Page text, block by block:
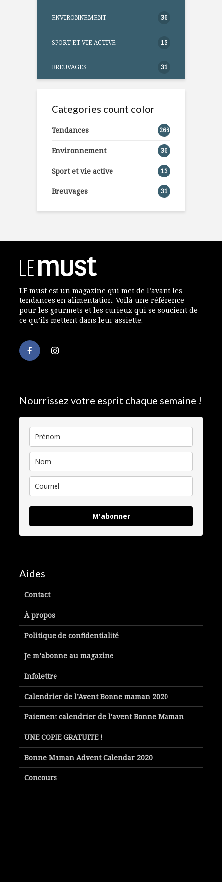
ENVIRONNEMENT 36
SPORT ET VIE ACTIVE 13
BREUVAGES 31
Categories count color
Tendances 266
Environnement 36
Sport et vie active 13
Breuvages 31
LE must est un magazine qui met de l’avant les
tendances en alimentation. Voilà une référence
pour les gourmets et les curieux qui se soucient de
ce qu’ils mettent dans leur assiette.
Nourrissez votre esprit chaque semaine !
M'abonner
Aides
Contact
À propos
Politique de confidentialité
Je m’abonne au magazine
Infolettre
Calendrier de l’Avent Bonne maman 2020
Paiement calendrier de l’avent Bonne Maman
UNE COPIE GRATUITE !
Bonne Maman Advent Calendar 2020
Concours